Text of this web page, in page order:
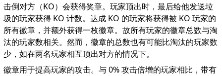
击倒对方（KO）会获得奖章。玩家顶出时，最后给他发送垃
圾的玩家获得 KO 计数。达成 KO 的玩家将获得被 KO 玩家的
所有徽章，并额外获得一枚徽章。故所有玩家的徽章总数与淘
汰的玩家数相关。然而，徽章的总数也有可能比淘汰的玩家数
少，如在两名玩家相互顶出对方的情况下。
徽章用于提高玩家的攻击。与 0% 攻击倍增的玩家相比，带有